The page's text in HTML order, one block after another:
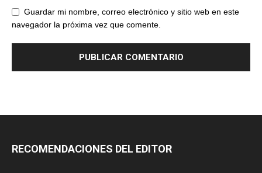
Guardar mi nombre, correo electrónico y sitio web en este
navegador la próxima vez que comente.
RECOMENDACIONES DEL EDITOR